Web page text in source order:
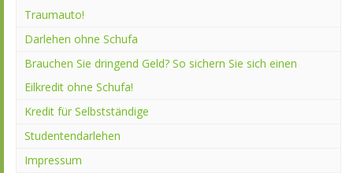
Traumauto!
Darlehen ohne Schufa
Brauchen Sie dringend Geld? So sichern Sie sich einen
Eilkredit ohne Schufa!
Kredit für Selbstständige
Studentendarlehen
Impressum